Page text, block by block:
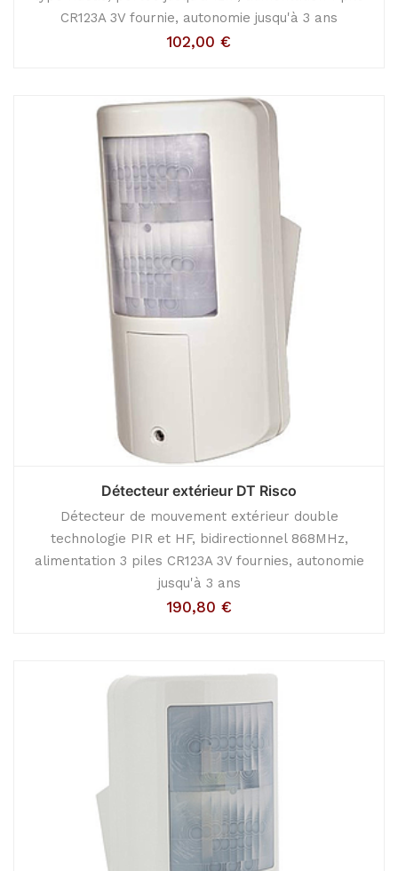
CR123A 3V fournie, autonomie jusqu'à 3 ans
102,00 €
Détecteur extérieur DT Risco
Détecteur de mouvement extérieur double
technologie PIR et HF, bidirectionnel 868MHz,
alimentation 3 piles CR123A 3V fournies, autonomie
jusqu'à 3 ans
190,80 €